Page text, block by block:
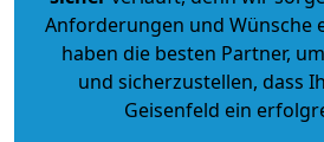
Anforderungen und Wünsche
haben die besten Partner,
und sicherzustellen, dass
Geisenfeld ein